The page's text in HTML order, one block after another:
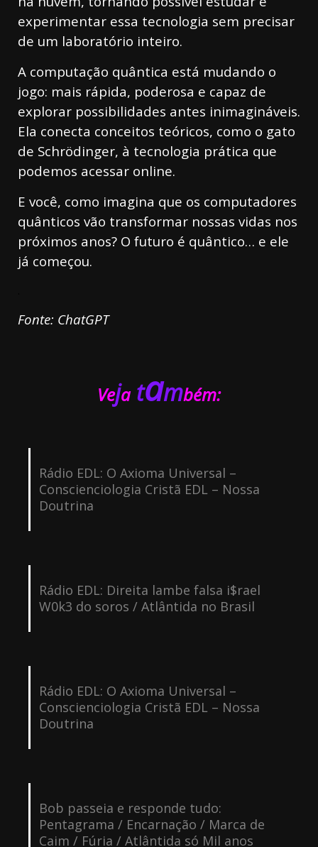
experimentar essa tecnologia sem precisar
de um laboratório inteiro.
A computação quântica está mudando o
jogo: mais rápida, poderosa e capaz de
explorar possibilidades antes inimagináveis.
Ela conecta conceitos teóricos, como o gato
de Schrödinger, à tecnologia prática que
podemos acessar online.
E você, como imagina que os computadores
quânticos vão transformar nossas vidas nos
próximos anos? O futuro é quântico… e ele
já começou.
Fonte: ChatGPT
Veja também:
Rádio EDL: O Axioma Universal –
Conscienciologia Cristã EDL – Nossa
Doutrina
Rádio EDL: Direita lambe falsa i$rael
W0k3 do soros / Atlântida no Brasil
Rádio EDL: O Axioma Universal –
Conscienciologia Cristã EDL – Nossa
Doutrina
Bob passeia e responde tudo:
Pentagrama / Encarnação / Marca de
Caim / Fúria / Atlântida só Mil anos